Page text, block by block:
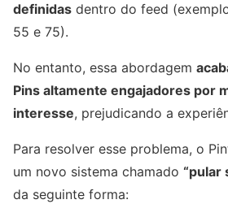
definidas dentro do feed
55 e 75).
No entanto, essa abordagem
Pins altamente engajadores por
interesse, prejudicando a
Para resolver esse problema, o
um novo sistema chamado “pular
da seguinte forma: